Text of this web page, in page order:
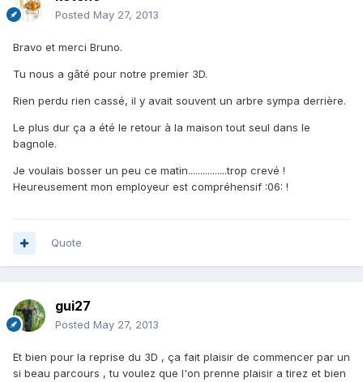
Posted May 27, 2013
Bravo et merci Bruno.
Tu nous a gâté pour notre premier 3D.
Rien perdu rien cassé, il y avait souvent un arbre sympa derrière.
Le plus dur ça a été le retour à la maison tout seul dans le
bagnole.
Je voulais bosser un peu ce matin................trop crevé !
Heureusement mon employeur est compréhensif :06: !
Quote
gui27
Posted May 27, 2013
Et bien pour la reprise du 3D , ça fait plaisir de commencer par un
si beau parcours , tu voulez que l'on prenne plaisir a tirez et bien